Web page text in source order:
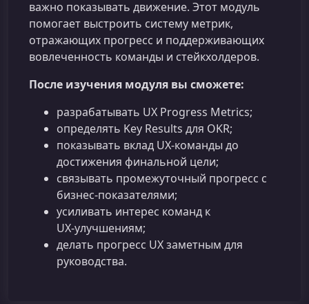
важно показывать движение. Этот модуль
помогает выстроить систему метрик,
отражающих прогресс и поддерживающих
вовлеченность команды и стейкхолдеров.
После изучения модуля вы сможете:
разрабатывать UX Progress Metrics;
определять Key Results для OKR;
показывать вклад UX‑команды до
достижения финальной цели;
связывать промежуточный прогресс с
бизнес-показателями;
усиливать интерес команд к
UX‑улучшениям;
делать прогресс UX заметным для
руководства.